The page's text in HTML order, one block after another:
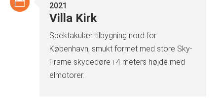
2021
Villa Kirk
Spektakulær tilbygning nord for
København, smukt formet med store Sky-
Frame skydedøre i 4 meters højde med
elmotorer.